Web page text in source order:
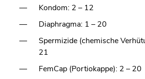
Kondom: 2 – 12
Diaphragma: 1 – 20
Spermizide (chemische
21
FemCap (Portiokappe): 2 – 20